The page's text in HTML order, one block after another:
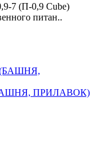
7 (П-0,9 Cube)
питан..
(БАШНЯ, ПРИЛАВОК)